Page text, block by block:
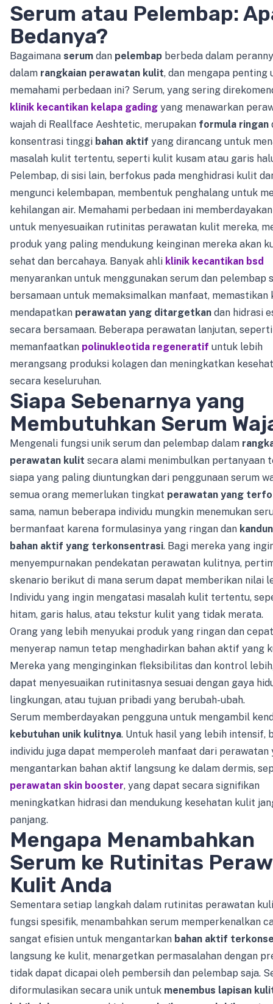
Serum atau Pelembap:
Bedanya?
Bagaimana serum dan pelembap berbeda dalam
dalam rangkaian perawatan kulit, dan mengapa penting
memahami perbedaan ini? Serum, yang sering
klinik kecantikan kelapa gading yang menawarkan
wajah di Reallface Aeshtetic, merupakan formula ringan
konsentrasi tinggi bahan aktif yang dirancang untuk
masalah kulit tertentu, seperti kulit kusam atau garis
Pelembap, di sisi lain, berfokus pada menghidrasi kulit
mengunci kelembapan, membentuk penghalang untuk
kehilangan air. Memahami perbedaan ini
untuk menyesuaikan rutinitas perawatan kulit mereka,
produk yang paling mendukung keinginan mereka akan
sehat dan bercahaya. Banyak ahli klinik kecantikan bsd
menyarankan untuk menggunakan serum dan pelembap
bersamaan untuk memaksimalkan manfaat, memastikan
mendapatkan perawatan yang ditargetkan dan hidrasi
secara bersamaan. Beberapa perawatan lanjutan,
memanfaatkan polinukleotida regeneratif untuk lebih
merangsang produksi kolagen dan meningkatkan
secara keseluruhan.
Siapa Sebenarnya yang
Membutuhkan Serum
Mengenali fungsi unik serum dan pelembap dalam
perawatan kulit secara alami menimbulkan pertanyaan
siapa yang paling diuntungkan dari penggunaan serum
semua orang memerlukan tingkat perawatan yang
sama, namun beberapa individu mungkin menemukan
bermanfaat karena formulasinya yang ringan dan
bahan aktif yang terkonsentrasi. Bagi mereka yang
menyempurnakan pendekatan perawatan kulitnya,
skenario berikut di mana serum dapat memberikan nilai
Individu yang ingin mengatasi masalah kulit tertentu,
hitam, garis halus, atau tekstur kulit yang tidak merata.
Orang yang lebih menyukai produk yang ringan dan cepat
menyerap namun tetap menghadirkan bahan aktif yang
Mereka yang menginginkan fleksibilitas dan kontrol
dapat menyesuaikan rutinitasnya sesuai dengan gaya
lingkungan, atau tujuan pribadi yang berubah-ubah.
Serum memberdayakan pengguna untuk mengambil
kebutuhan unik kulitnya. Untuk hasil yang lebih intensif,
individu juga dapat memperoleh manfaat dari perawatan
mengantarkan bahan aktif langsung ke dalam dermis,
perawatan skin booster, yang dapat secara signifikan
meningkatkan hidrasi dan mendukung kesehatan kulit
panjang.
Mengapa Menambahkan
Serum ke Rutinitas
Kulit Anda
Sementara setiap langkah dalam rutinitas perawatan
fungsi spesifik, menambahkan serum memperkenalkan
sangat efisien untuk mengantarkan bahan aktif
langsung ke kulit, menargetkan permasalahan dengan
tidak dapat dicapai oleh pembersih dan pelembap saja.
diformulasikan secara unik untuk menembus lapisan